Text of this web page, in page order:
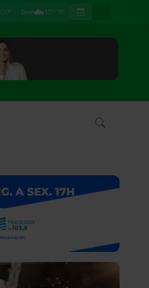
20° Dom☁️33°/19°